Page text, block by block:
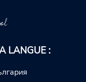
LANGUE :